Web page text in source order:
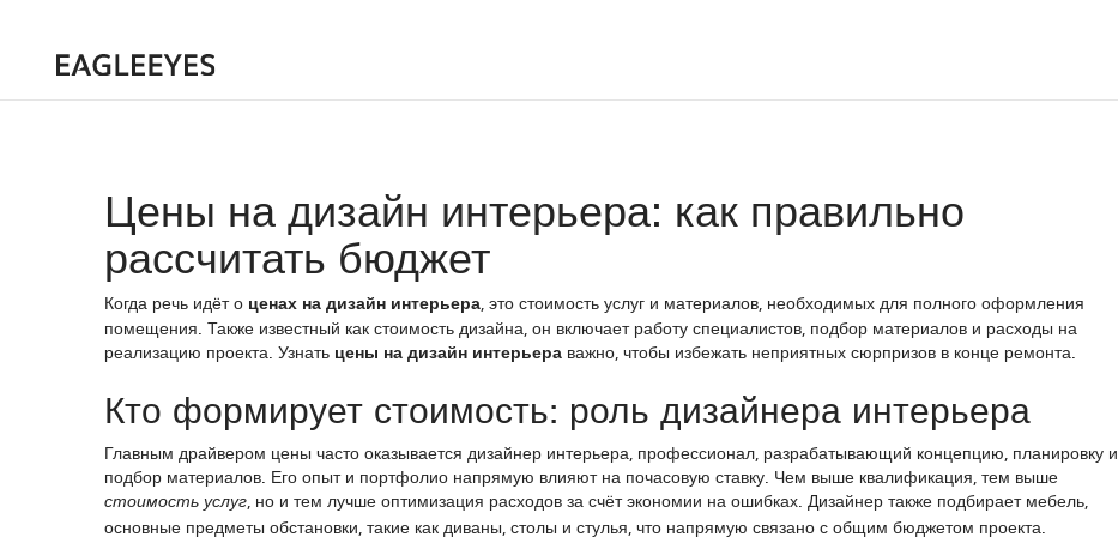
Цены на дизайн интерьера: как правильно
рассчитать бюджет
Когда речь идёт о ценах на дизайн интерьера, это стоимость услуг и материалов, необходимых для полного оформления
помещения. Также известный как стоимость дизайна, он включает работу специалистов, подбор материалов и расходы на
реализацию проекта. Узнать цены на дизайн интерьера важно, чтобы избежать неприятных сюрпризов в конце ремонта.
Кто формирует стоимость: роль дизайнера интерьера
Главным драйвером цены часто оказывается дизайнер интерьера, профессионал, разрабатывающий концепцию, планировку и
подбор материалов. Его опыт и портфолио напрямую влияют на почасовую ставку. Чем выше квалификация, тем выше
стоимость услуг, но и тем лучше оптимизация расходов за счёт экономии на ошибках. Дизайнер также подбирает мебель,
основные предметы обстановки, такие как диваны, столы и стулья, что напрямую связано с общим бюджетом проекта.